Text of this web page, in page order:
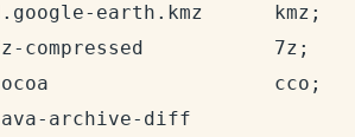
earth.kmz      kmz;
compressed           7z;
cocoa                   cco;
archive-diff